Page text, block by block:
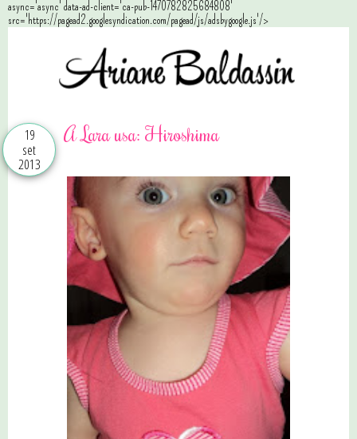
async='async' data-ad-client='ca-pub-1470782825684808'
src='https://pagead2.googlesyndication.com/pagead/js/adsbygoogle.js'/>
19
set
2013
A Lara usa: Hiroshima